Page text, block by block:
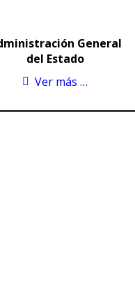
General
del Estado
Ver más …